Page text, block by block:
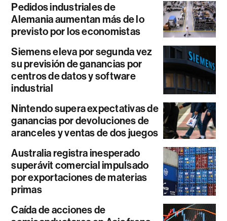
Pedidos industriales de
Alemania aumentan más de lo
previsto por los economistas
Siemens eleva por segunda vez
su previsión de ganancias por
centros de datos y software
industrial
Nintendo supera expectativas de
ganancias por devoluciones de
aranceles y ventas de dos juegos
Australia registra inesperado
superávit comercial impulsado
por exportaciones de materias
primas
Caída de acciones de